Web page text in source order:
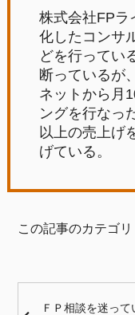
株式会社FPラ
化したコンサ
どを行ってい
断っているが
ネットから月
ングを行なっ
以上の売上げ
げている。
この記事のカテゴリ
ＦＰ相談を迷って